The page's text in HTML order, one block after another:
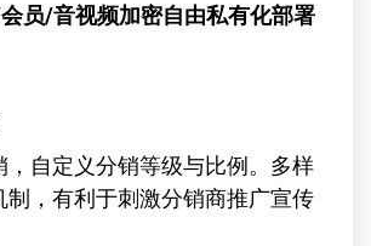
员/音视频加密自由私有化部署
，自定义分销等级与比例。多样
制，有利于刺激分销商推广宣传